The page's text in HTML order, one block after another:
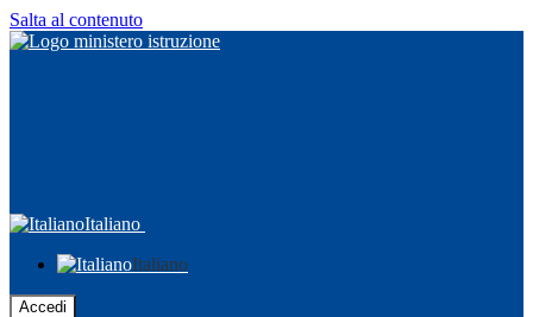
Salta al contenuto
Italiano
Italiano
Accedi